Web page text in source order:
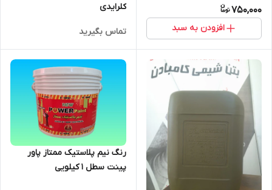
750,000
افزودن به سبد
کلرایدی
تماس بگیرید
رنگ نیم پلاستیک ممتاز پاور
پینت سطل 1 کیلویی